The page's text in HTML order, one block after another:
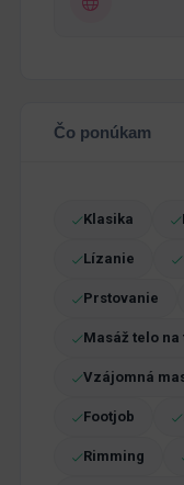
Čo ponúkam
Klasika
Lízanie
Prstovanie
Masáž telo na
Vzájomná
Footjob
Rimming